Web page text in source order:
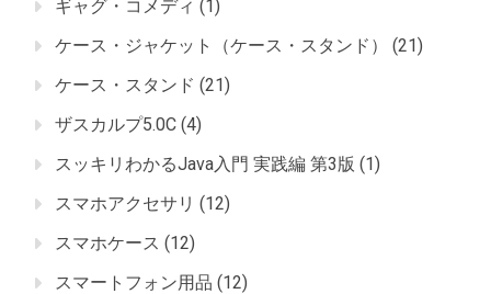
ギャグ・コメディ (1)
ケース・ジャケット（ケース・スタンド）
(21)
ケース・スタンド (21)
ザスカルプ5.0C (4)
スッキリわかるJava入門 実践編 第3版 (1)
スマホアクセサリ (12)
スマホケース (12)
スマートフォン用品 (12)